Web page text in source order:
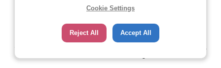
トップページ
Cookie Settings
Reject All Accept All